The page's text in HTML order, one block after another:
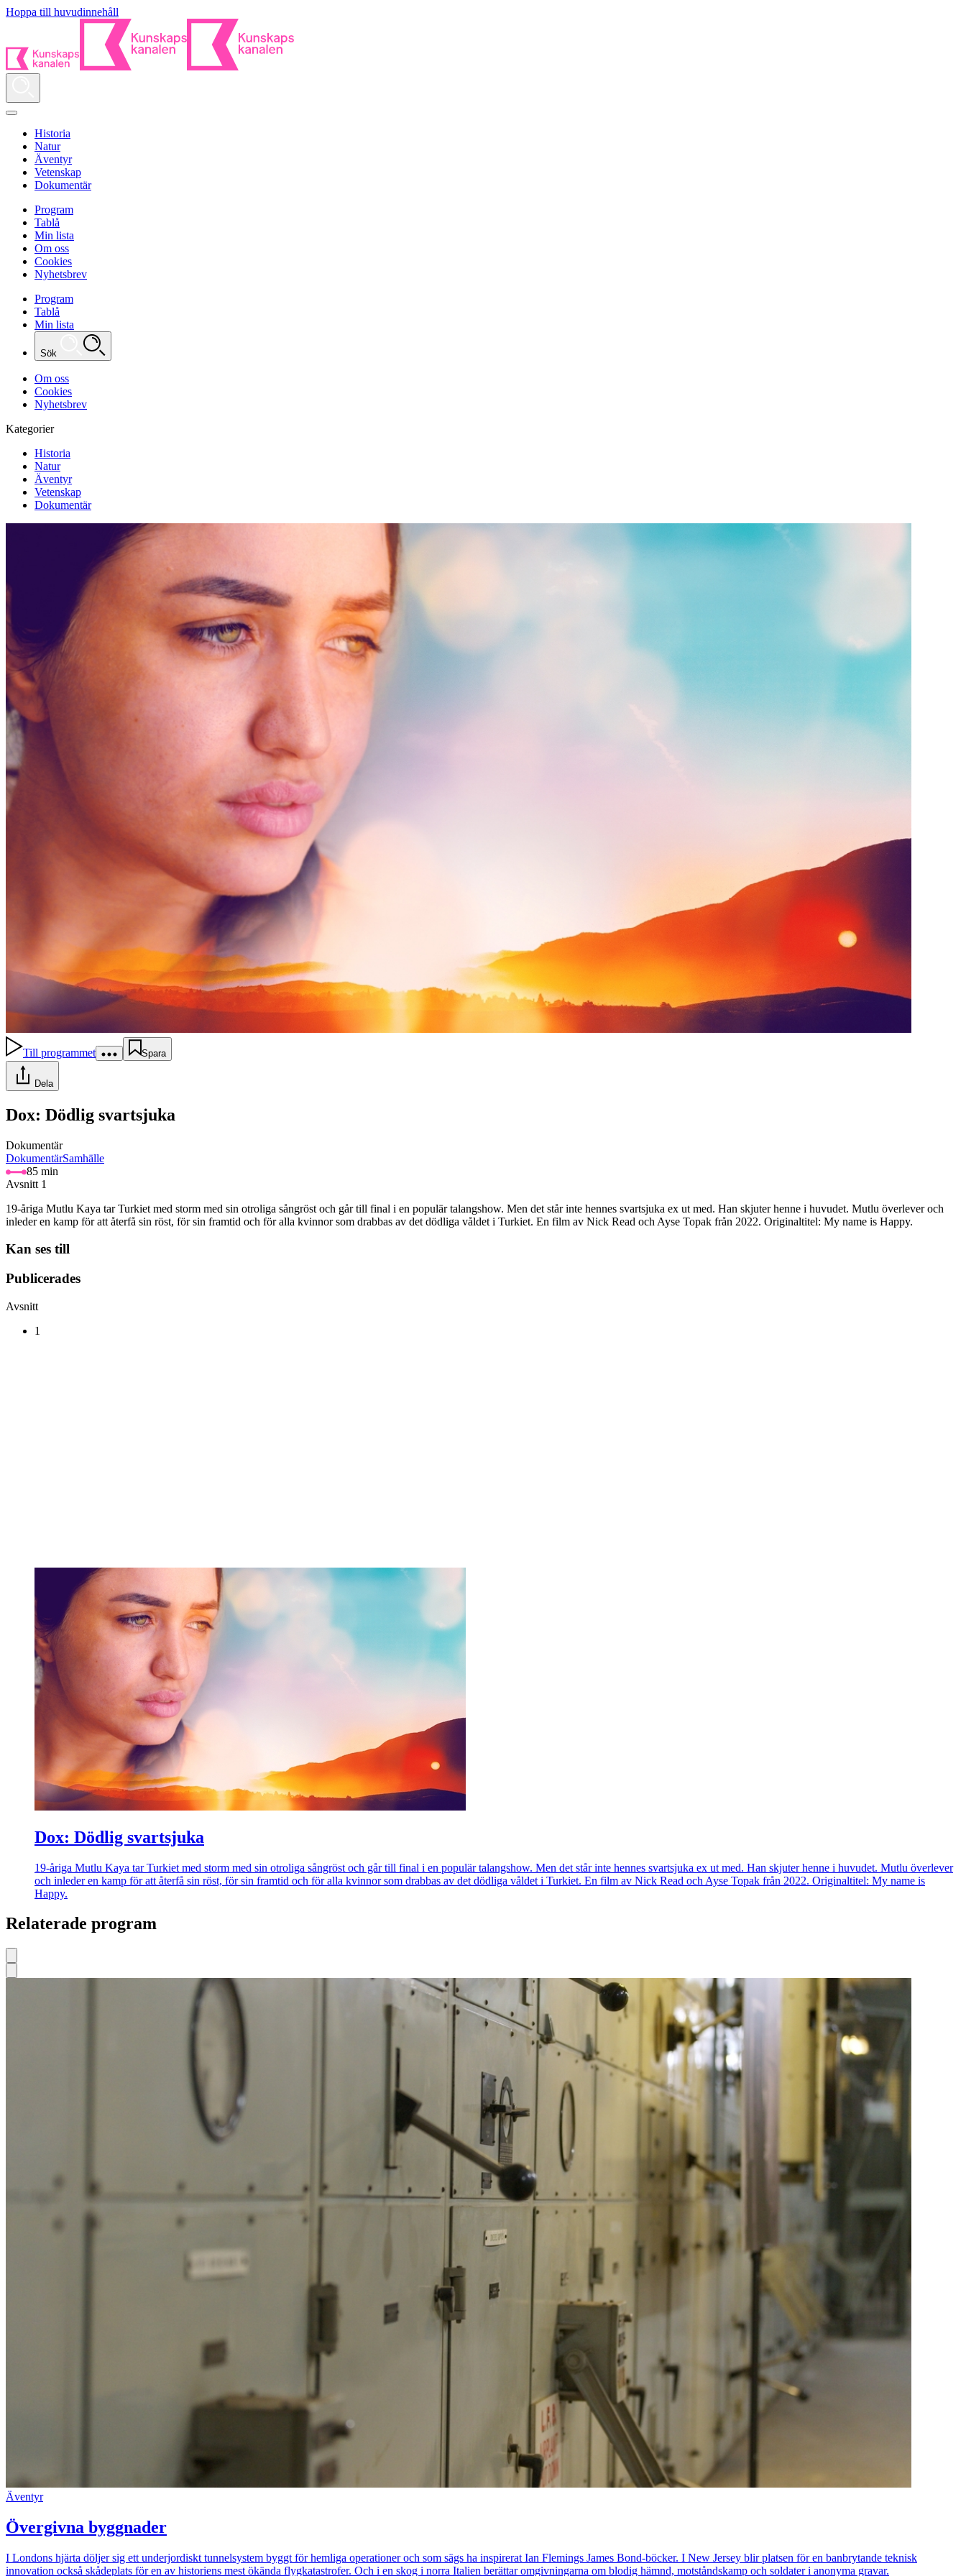
Hoppa till huvudinnehåll
Historia
Natur
Äventyr
Vetenskap
Dokumentär
Program
Tablå
Min lista
Om oss
Cookies
Nyhetsbrev
Program
Tablå
Min lista
Sök
Om oss
Cookies
Nyhetsbrev
Kategorier
Historia
Natur
Äventyr
Vetenskap
Dokumentär
Till programmet Spara
Dela
Dox: Dödlig svartsjuka
Dokumentär
DokumentärSamhälle
85 min
Avsnitt 1
19-åriga Mutlu Kaya tar Turkiet med storm med sin otroliga sångröst och går till final i en populär talangshow. Men det står inte hennes svartsjuka ex ut med. Han skjuter henne i huvudet. Mutlu överlever och
inleder en kamp för att återfå sin röst, för sin framtid och för alla kvinnor som drabbas av det dödliga våldet i Turkiet. En film av Nick Read och Ayse Topak från 2022. Originaltitel: My name is Happy.
Kan ses till
Publicerades
Avsnitt
1
Dox: Dödlig svartsjuka
19-åriga Mutlu Kaya tar Turkiet med storm med sin otroliga sångröst och går till final i en populär talangshow. Men det står inte hennes svartsjuka ex ut med. Han skjuter henne i huvudet. Mutlu överlever
och inleder en kamp för att återfå sin röst, för sin framtid och för alla kvinnor som drabbas av det dödliga våldet i Turkiet. En film av Nick Read och Ayse Topak från 2022. Originaltitel: My name is
Happy.
Relaterade program
Äventyr
Övergivna byggnader
I Londons hjärta döljer sig ett underjordiskt tunnelsystem byggt för hemliga operationer och som sägs ha inspirerat Ian Flemings James Bond-böcker. I New Jersey blir platsen för en banbrytande teknisk
innovation också skådeplats för en av historiens mest ökända flygkatastrofer. Och i en skog i norra Italien berättar omgivningarna om blodig hämnd, motståndskamp och soldater i anonyma gravar.